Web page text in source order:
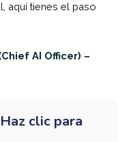
aquí tienes el paso
AI Officer) –
clic para